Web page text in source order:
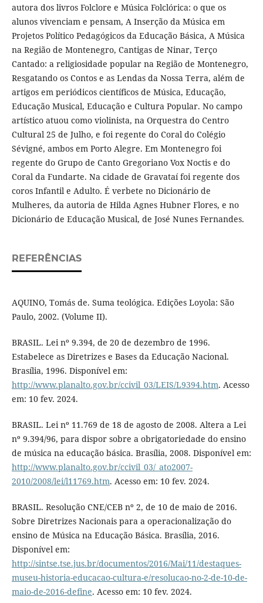
autora dos livros Folclore e Música Folclórica: o que os
alunos vivenciam e pensam, A Inserção da Música em
Projetos Político Pedagógicos da Educação Básica, A Música
na Região de Montenegro, Cantigas de Ninar, Terço
Cantado: a religiosidade popular na Região de Montenegro,
Resgatando os Contos e as Lendas da Nossa Terra, além de
artigos em periódicos científicos de Música, Educação,
Educação Musical, Educação e Cultura Popular. No campo
artístico atuou como violinista, na Orquestra do Centro
Cultural 25 de Julho, e foi regente do Coral do Colégio
Sévigné, ambos em Porto Alegre. Em Montenegro foi
regente do Grupo de Canto Gregoriano Vox Noctis e do
Coral da Fundarte. Na cidade de Gravataí foi regente dos
coros Infantil e Adulto. É verbete no Dicionário de
Mulheres, da autoria de Hilda Agnes Hubner Flores, e no
Dicionário de Educação Musical, de José Nunes Fernandes.
REFERÊNCIAS
AQUINO, Tomás de. Suma teológica. Edições Loyola: São
Paulo, 2002. (Volume II).
BRASIL. Lei nº 9.394, de 20 de dezembro de 1996.
Estabelece as Diretrizes e Bases da Educação Nacional.
Brasília, 1996. Disponível em:
http://www.planalto.gov.br/ccivil_03/LEIS/L9394.htm. Acesso
em: 10 fev. 2024.
BRASIL. Lei nº 11.769 de 18 de agosto de 2008. Altera a Lei
nº 9.394/96, para dispor sobre a obrigatoriedade do ensino
de música na educação básica. Brasília, 2008. Disponível em:
http://www.planalto.gov.br/ccivil_03/_ato2007-
2010/2008/lei/l11769.htm. Acesso em: 10 fev. 2024.
BRASIL. Resolução CNE/CEB nº 2, de 10 de maio de 2016.
Sobre Diretrizes Nacionais para a operacionalização do
ensino de Música na Educação Básica. Brasília, 2016.
Disponível em:
http://sintse.tse.jus.br/documentos/2016/Mai/11/destaques-
museu-historia-educacao-cultura-e/resolucao-no-2-de-10-de-
maio-de-2016-define. Acesso em: 10 fev. 2024.